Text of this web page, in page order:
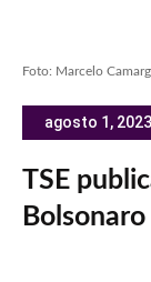
Foto: Marcelo
agosto 1, 2023
TSE